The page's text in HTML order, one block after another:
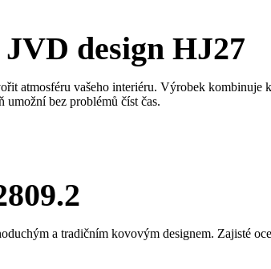
design HJ27
atmosféru vašeho interiéru. Výrobek
umožní bez problémů číst čas.
a tradičním kovovým designem. Zajisté